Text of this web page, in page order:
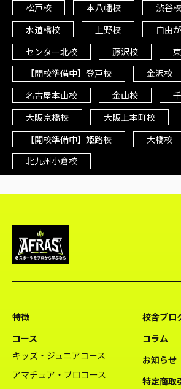
松戸校
本八幡校
渋谷校
水道橋校
上野校
自由
センター北校
藤沢校
【開校準備中】登戸校
金沢校
名古屋本山校
金山校
大阪京橋校
大阪上本町校
【開校準備中】姫路校
大橋校
北九州小倉校
特徴
コース
キッズ・ジュニアコース
アマチュア・プロコース
校舎ブロ
コラム
お知らせ
特定商取